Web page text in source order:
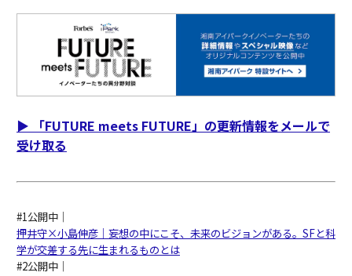
▶︎ 「FUTURE meets FUTURE」の更新情報をメールで
受け取る
#1公開中｜
押井守×小島伸彦｜妄想の中にこそ、未来のビジョンがある。SFと科
学が交差する先に生まれるものとは
#2公開中｜